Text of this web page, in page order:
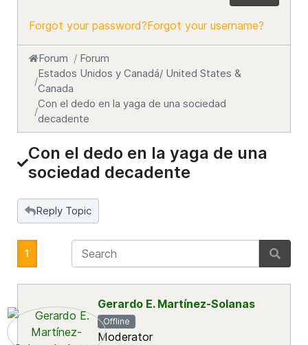
Forgot your password?Forgot your username?
Forum
Forum
Estados Unidos y Canadá/ United States &
Canada
Con el dedo en la yaga de una sociedad
decadente
Con el dedo en la yaga de una
sociedad decadente
Reply Topic
1
Gerardo E. Martínez-Solanas
Offline
Moderator